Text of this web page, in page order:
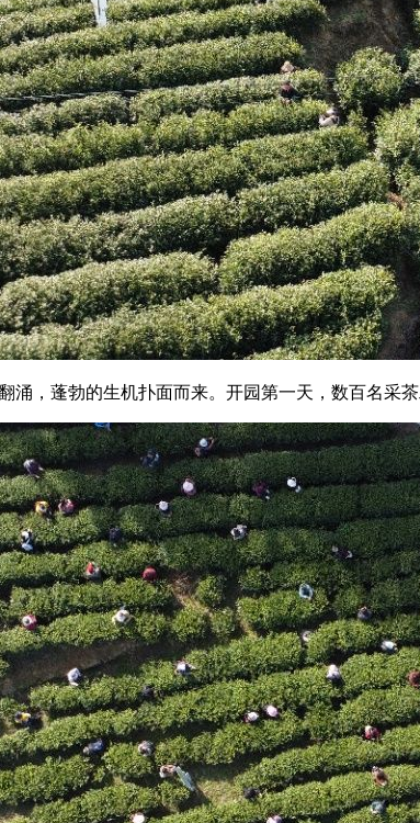
涌，蓬勃的生机扑面而来。开园第一天，数百名采